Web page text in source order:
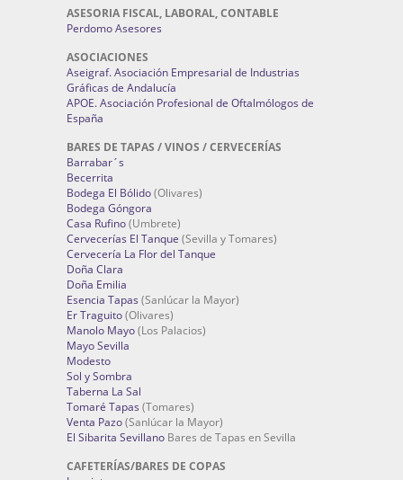
ASESORIA FISCAL, LABORAL, CONTABLE
Perdomo Asesores
ASOCIACIONES
Aseigraf. Asociación Empresarial de Industrias
Gráficas de Andalucía
APOE. Asociación Profesional de Oftalmólogos de
España
BARES DE TAPAS / VINOS / CERVECERÍAS
Barrabar´s
Becerrita
Bodega El Bólido(Olivares)
Bodega Góngora
Casa Rufino(Umbrete)
Cervecerías El Tanque (Sevilla y Tomares)
Cervecería La Flor del Tanque
Doña Clara
Doña Emilia
Esencia Tapas (Sanlúcar la Mayor)
Er Traguito(Olivares)
Manolo Mayo(Los Palacios)
Mayo Sevilla
Modesto
Sol y Sombra
Taberna La Sal
Tomaré Tapas (Tomares)
Venta Pazo(Sanlúcar la Mayor)
El Sibarita Sevillano Bares de Tapas en Sevilla
CAFETERÍAS/BARES DE COPAS